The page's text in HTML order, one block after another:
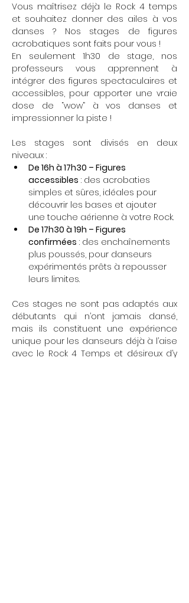
Vous maîtrisez déjà le Rock 4 temps
et souhaitez donner des ailes à vos
danses ? Nos stages de figures
acrobatiques sont faits pour vous !
En seulement 1h30 de stage, nos
professeurs vous apprennent à
intégrer des figures spectaculaires et
accessibles, pour apporter une vraie
dose de “wow” à vos danses et
impressionner la piste !
Les stages sont divisés en deux
niveaux :
De 16h à 17h30 – Figures
accessibles : des acrobaties
simples et sûres, idéales pour
découvrir les bases et ajouter
une touche aérienne à votre Rock.
De 17h30 à 19h – Figures
confirmées : des enchaînements
plus poussés, pour danseurs
expérimentés prêts à repousser
leurs limites.
Ces stages ne sont pas adaptés aux
débutants qui n’ont jamais dansé,
mais ils constituent une expérience
unique pour les danseurs déjà à l’aise
avec le Rock 4 Temps et désireux d’y